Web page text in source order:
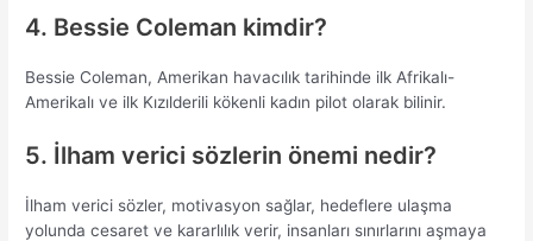
4. Bessie Coleman kimdir?
Bessie Coleman, Amerikan havacılık tarihinde ilk Afrikalı-
Amerikalı ve ilk Kızılderili kökenli kadın pilot olarak bilinir.
5. İlham verici sözlerin önemi nedir?
İlham verici sözler, motivasyon sağlar, hedeflere ulaşma
yolunda cesaret ve kararlılık verir, insanları sınırlarını aşmaya